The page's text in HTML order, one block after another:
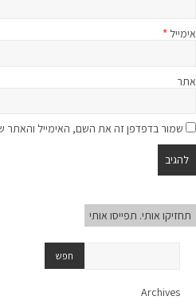
אימייל *
אתר
שמור בדפדפן זה את השם, האימייל והאתר
תחזיקו אותי. תפייסו אותי
Archives